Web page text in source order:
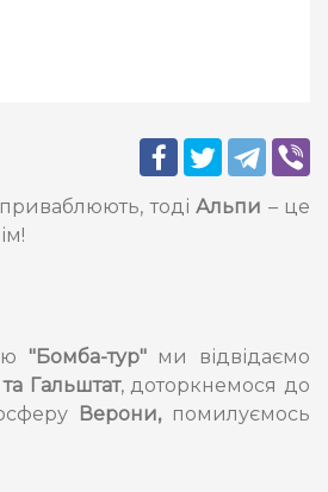
приваблюють, тодіАльпи – це
"Бомба-тур"ми відвідаємо
Гальштат, доторкнемося до
Верони, помилуємось